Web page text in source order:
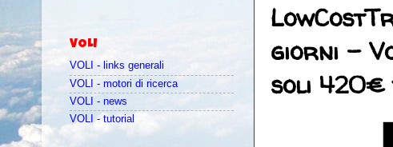
giorni -
soli 420€
VOLI
VOLI - links generali
VOLI - motori di ricerca
VOLI - news
VOLI - tutorial